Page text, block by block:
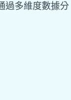
過多維度數據分